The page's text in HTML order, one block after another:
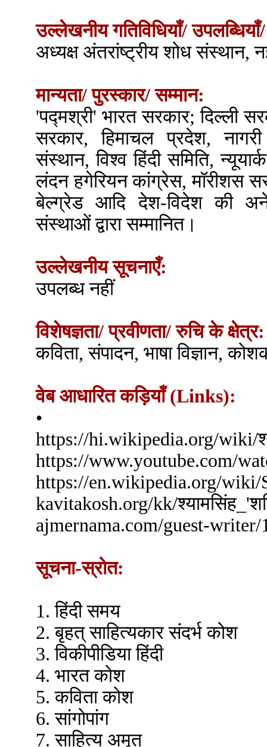
उल्लेखनीय गतिविधियाँ/ उपलब्धियाँ/
अध्यक्ष अंतरांष्ट्रीय शोध संस्थान,
मान्यता/ पुरस्कार/ सम्मान:
'पद्मश्री' भारत सरकार; दिल्ली
सरकार, हिमाचल प्रदेश,
संस्थान, विश्व हिंदी समिति,
लंदन हगेरियन कांग्रेस, मॉरीशस
बेल्ग्रेड आदि देश-विदेश की
संस्थाओं द्वारा सम्मानित।
उल्लेखनीय सूचनाएँ:
उपलब्ध नहीं
विशेषज्ञता/ प्रवीणता/ रुचि के क्षेत्र:
कविता, संपादन, भाषा विज्ञान,
वेब आधारित कड़ियाँ (Links):
•
https://hi.wikipedia.org/wiki/
https://www.youtube.com/
https://en.wikipedia.org/
kavitakosh.org/
ajmernama.com/guest-writer/
सूचना-स्रोत:
1. हिंदी समय
2. बृहत् साहित्यकार संदर्भ कोश
3. विकीपीडिया हिंदी
4. भारत कोश
5. कविता कोश
6. सांगोपांग
7. साहित्य अमृत